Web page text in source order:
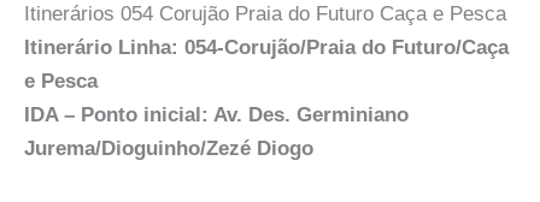
Itinerários 054 Corujão Praia do Futuro Caça e Pesca
Itinerário Linha: 054-Corujão/Praia do Futuro/Caça
e Pesca
IDA – Ponto inicial: Av. Des. Germiniano
Jurema/Dioguinho/Zezé Diogo